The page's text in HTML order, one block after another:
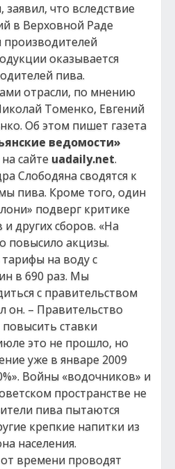
что вследствие
в Верховной Раде
оказывается
пива.
отрасли, по мнению
Томенко, Евгений
Об этом пишет газета
ведомости»
сайте uadaily.net.
Слободяна сводятся к
пива. Кроме того, один
подверг критике
других сборов. «На
повысило акцизы.
на воду с
в 690 раз. Мы
с правительством
он. – Правительство
ставки
это не прошло, но
уже в январе 2009
Войны «водочников» и
пространстве не
пива пытаются
крепкие напитки из
населения.
времени проводят